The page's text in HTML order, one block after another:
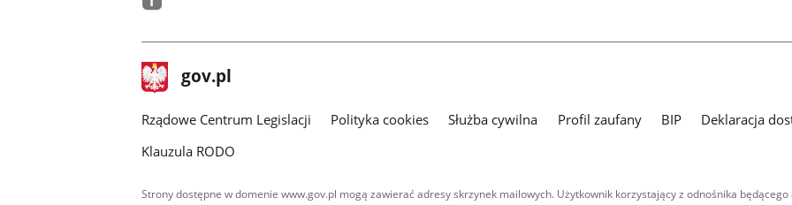
stopka
gov.pl Strona
gov.pl
Rządowe Centrum Legislacji Polityka cookies Służba cywilna Profil zaufany BIP
Deklaracja
Klauzula RODO
Strony dostępne w domenie www.gov.pl mogą zawierać adresy skrzynek mailowych. Użytkownik korzystający z odnośnika